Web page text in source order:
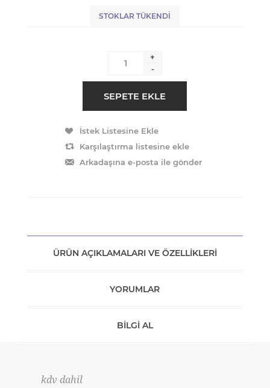
STOKLAR TÜKENDI
+
-
ÜRÜN AÇIKLAMALARI VE ÖZELLIKLERI
YORUMLAR
BILGI AL
kdv dahil